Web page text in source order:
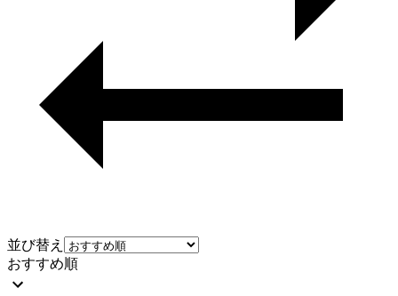
並び替え
おすすめ順